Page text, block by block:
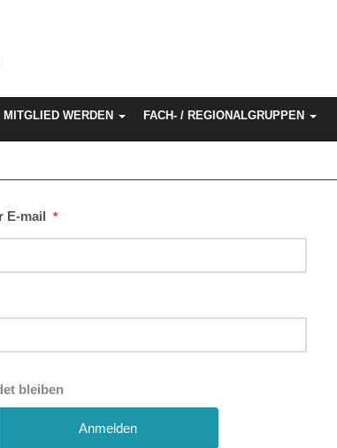
MITGLIED WERDEN FACH- / REGIONALGRUPPEN
E-mail *
bleiben